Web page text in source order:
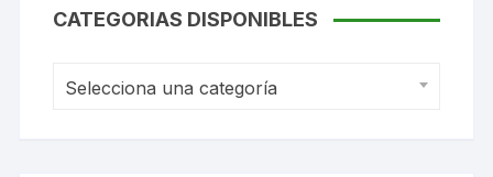
CATEGORIAS DISPONIBLES
Selecciona una categoría